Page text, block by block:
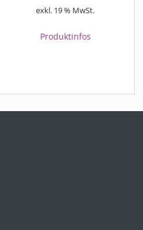
exkl. 19 % MwSt.
Produktinfos